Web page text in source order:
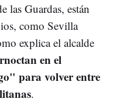
las Guardas, están
como Sevilla
explica el alcalde
en el
para volver entre
.